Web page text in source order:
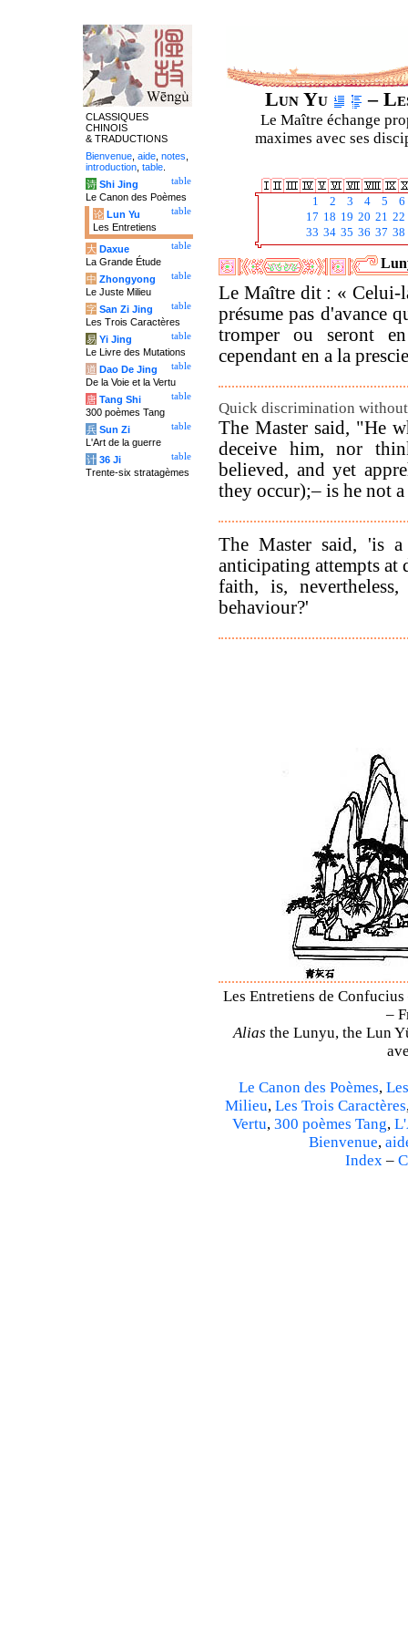
Lun Yu –
Le Maître échange
maximes avec ses
1 2 3 4 5
6
17 18 19 20 21 22
33 34 35 36 37 38
Le Maître dit : « Celui-
présume pas d'avance
tromper ou seront
cependant en a la
Quick discrimination
The Master said, "He
deceive him, nor
believed, and yet
they occur);– is he not
The Master said, 'is
anticipating attempts at
faith, is,
behaviour?'
Les Entretiens de
–
Alias the Lunyu, the Lun
Le Canon des Poèmes,
Milieu, Les Trois Caractères
Vertu, 300 poèmes Tang,
Bienvenue,
Index –
CLASSIQUES
CHINOIS
& TRADUCTIONS
Bienvenue aide notes
introduction table
table
诗 Shi Jing
Le Canon des Poèmes
table
论 Lun Yu
Les Entretiens
table
大 Daxue
La Grande Étude
table
中 Zhongyong
Le Juste Milieu
table
字 San Zi Jing
Les Trois Caractères
table
易 Yi Jing
Le Livre des Mutations
table
道 Dao De Jing
De la Voie et la Vertu
table
唐 Tang Shi
300 poèmes Tang
table
兵 Sun Zi
L'Art de la guerre
table
计 36 Ji
Trente-six stratagèmes